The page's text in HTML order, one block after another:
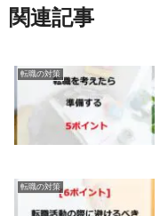
関連記事
転職の対策
転職の対策